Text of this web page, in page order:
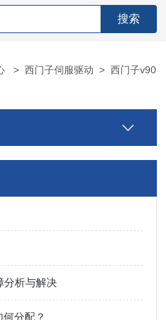
控系统及停产备件
>西门子伺服驱动 >西门子v90
分析与解决
分配？